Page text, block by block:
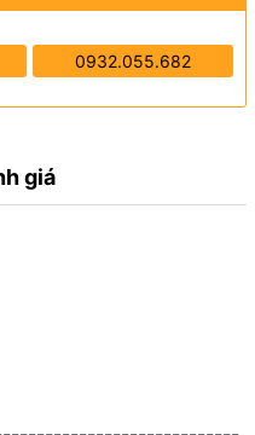
0932.055.682
giá